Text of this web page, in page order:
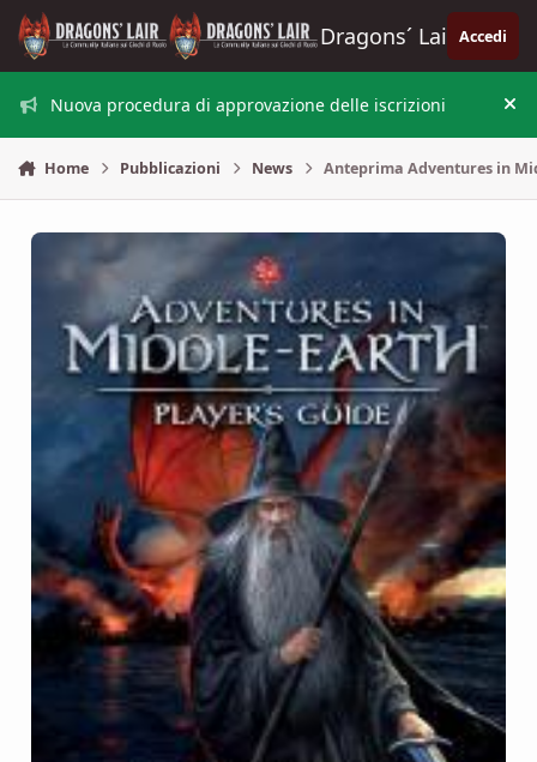
Vai al contenuto
Dragons´ Lair Accedi
Nuova procedura di approvazione delle iscrizioni
Home Pubblicazioni News Anteprima Adventures in